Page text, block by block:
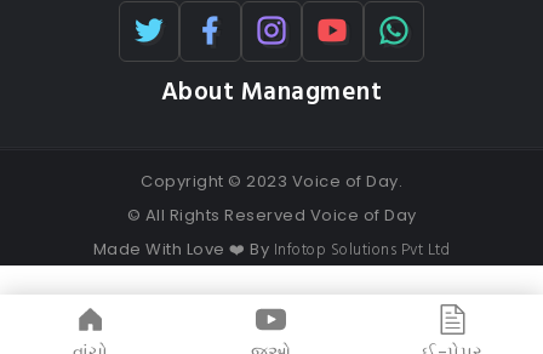
About Managment
Copyright © 2023 Voice of Day.
© All Rights Reserved Voice of Day
Made With Love ❤️ By Infotop Solutions Pvt Ltd